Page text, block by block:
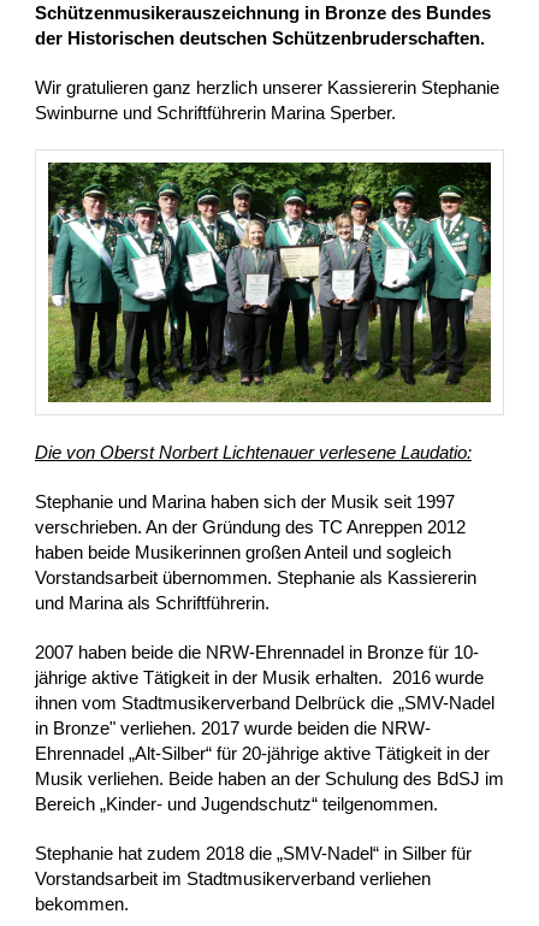
Schützenmusikerauszeichnung in Bronze des Bundes
der Historischen deutschen Schützenbruderschaften.
Wir gratulieren ganz herzlich unserer Kassiererin Stephanie
Swinburne und Schriftführerin Marina Sperber.
Die von Oberst Norbert Lichtenauer verlesene Laudatio:
Stephanie und Marina haben sich der Musik seit 1997
verschrieben. An der Gründung des TC Anreppen 2012
haben beide Musikerinnen großen Anteil und sogleich
Vorstandsarbeit übernommen. Stephanie als Kassiererin
und Marina als Schriftführerin.
2007 haben beide die NRW-Ehrennadel in Bronze für 10-
jährige aktive Tätigkeit in der Musik erhalten. 2016 wurde
ihnen vom Stadtmusikerverband Delbrück die „SMV-Nadel
in Bronze" verliehen. 2017 wurde beiden die NRW-
Ehrennadel „Alt-Silber“ für 20-jährige aktive Tätigkeit in der
Musik verliehen. Beide haben an der Schulung des BdSJ im
Bereich „Kinder- und Jugendschutz“ teilgenommen.
Stephanie hat zudem 2018 die „SMV-Nadel“ in Silber für
Vorstandsarbeit im Stadtmusikerverband verliehen
bekommen.